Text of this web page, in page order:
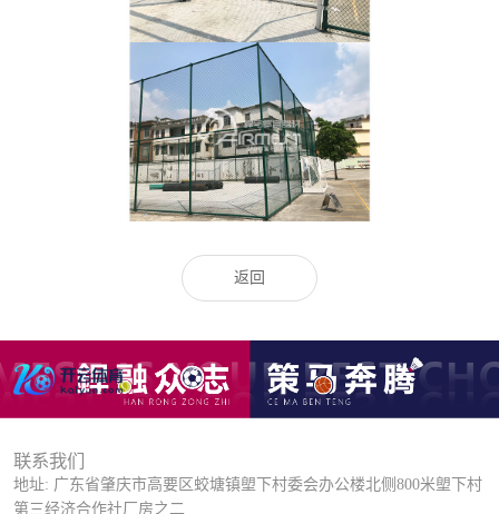
返回
联系我们
地址: 广东省肇庆市高要区蛟塘镇塱下村委会办公楼北侧800米塱下村
第三经济合作社厂房之二